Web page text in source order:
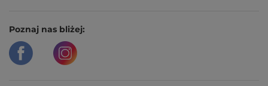
Poznaj nas bliżej: